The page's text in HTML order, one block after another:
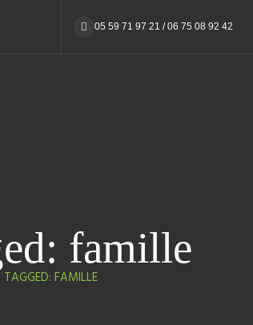
05 59 71 97 21 / 06 75 08 92 42
famille
FAMILLE